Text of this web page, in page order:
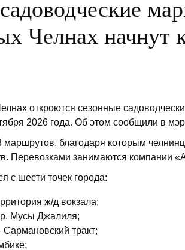
Челнах начнут
откроются сезонные
2026 года. Об этом сообщили в
маршрутов, благодаря которым
Перевозками занимаются компании
с шести точек города:
ж/д вокзала;
Мусы Джалиля;
тракт;